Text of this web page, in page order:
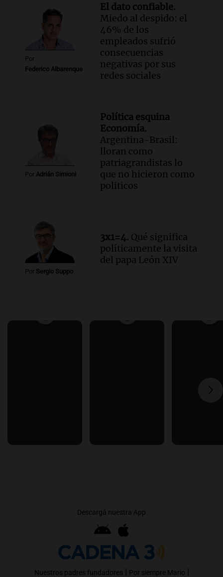
Por
Federico Albarenque
El dato confiable.
Miedo al despido: el
46% de los
empleados sufrió
consecuencias
negativas por sus
redes sociales
Por Adrián Simioni
Política esquina
Economía.
Argentina-Brasil:
lloran como
patriagrandistas lo
que no hicieron como
politicos
Por Sergio Suppo
3x1=4. Qué significa
políticamente la visita
del papa León XIV
Descargá nuestra App
Nuestros padres fundadores | Por siempre Mario |